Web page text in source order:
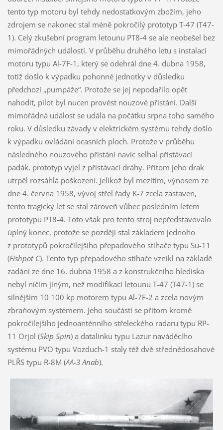
tento typ motoru byl tehdy nedostatkovým zbožím, jeho
zdrojem se nakonec stal méně pokročilý prototyp T-47 (T47-
1). Celý zkušební program letounu PT8-4 se ale neobešel bez
mimořádných událostí. V průběhu druhého letu s instalací
motoru typu Al-7F-1, který se odehrál dne 4. dubna 1958,
totiž došlo k výpadku pohonné jednotky v důsledku
předchozí „pumpáže“. Protože se jej nepodařilo opět
nahodit, pilot byl nucen provést nouzové přistání. Další
mimořádná událost se udála na počátku srpna toho samého
roku. V důsledku závady v elektrickém systému tehdy došlo
k výpadku ovládání ocasních ploch. Protože v průběhu
následného nouzového přistání navíc selhal přistávací
padák, prototyp vyjel z přistávací dráhy. Přitom jeho drak
utrpěl rozsáhlá poškození. Jelikož byl mezitím, výnosem ze
dne 4. června 1958, vývoj střel řady K-7 zcela zastaven,
tento tragický let se stal zároveň vůbec posledním letem
prototypu PT8-4. Toto však pro tento stroj nepředstavovalo
úplný konec, protože se později stal základem jednoho
z prototypů pokročilejšího přepadového stíhače typu Su-11
(Fishpot C). Tento typ přepadového stíhače vznikl na základě
zadání ze dne 16. dubna 1958 a z konstrukčního hlediska
nebyl ničím jiným, než modifikací letounu T-47 (T47-1) se
silnějším 10 100 kp motorem typu Al-7F-2 a zcela novým
zbraňovým systémem. Jeho součástí se přitom kromě
pokročilejšího jednoanténního střeleckého radaru typu RP-
11 Orjol (Skip Spin) a datalinku typu Lazur naváděcího
systému PVO typu Vozduch-1 staly též dvě střednědosahové
PLŘS typu R-8M (AA-3 Anab).